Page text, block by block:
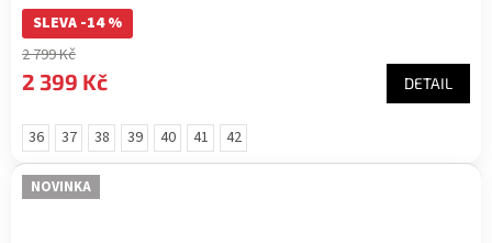
SLEVA -14 %
2 799 Kč
2 399 Kč DETAIL
36 37 38 39 40 41 42
NOVINKA